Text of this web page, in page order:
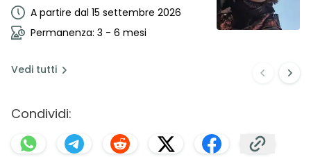
A partire dal 15 settembre 2026
Permanenza: 3 - 6 mesi
Vedi tutti
Condividi: